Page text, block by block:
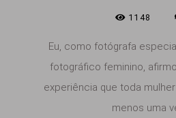
1148
Eu, como fotógrafa
fotográfico feminino,
experiência que toda
menos uma